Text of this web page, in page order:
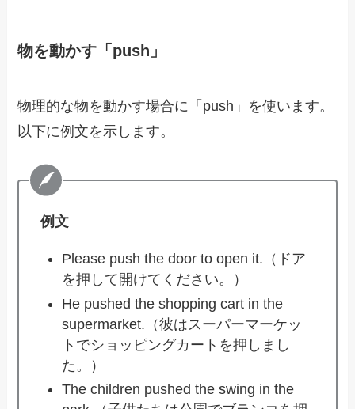
物を動かす「push」
物理的な物を動かす場合に「push」を使います。
以下に例文を示します。
例文
Please push the door to open it.（ドア
を押して開けてください。）
He pushed the shopping cart in the
supermarket.（彼はスーパーマーケッ
トでショッピングカートを押しまし
た。）
The children pushed the swing in the